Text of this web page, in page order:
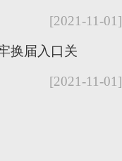
[2021-11-01]
换届入口关
[2021-11-01]